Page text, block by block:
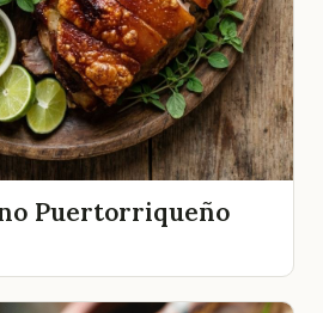
Puertorriqueño